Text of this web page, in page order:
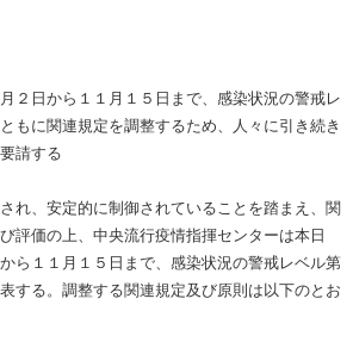
２日から１１月１５日まで、感染状況の警戒レ
もに関連規定を調整するため、人々に引き続き
請する
れ、安定的に制御されていることを踏まえ、関
評価の上、中央流行疫情指揮センターは本日
ら１１月１５日まで、感染状況の警戒レベル第
する。調整する関連規定及び原則は以下のとお